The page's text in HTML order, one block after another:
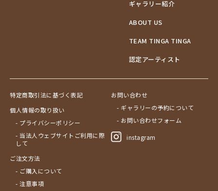
ギャラリー紹介
ABOUT US
TEAM TINGA TINGA
認定アーティスト
特定商取引法に基づく表記
個人情報の取り扱い
- プライバシーポリシー
- 当法人ウェブサイトご利用に際
して
ご注文方法
- ご購入について
- 注意事項
お問い合わせ
- ギャラリーの予約について
- お問い合わせフォーム
instagram